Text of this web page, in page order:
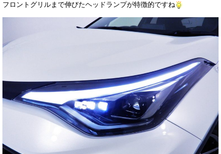
フロントグリルまで伸びたヘッドランプが特徴的ですね